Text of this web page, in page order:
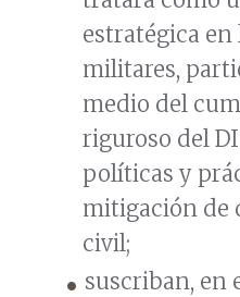
estratégica en
militares,
medio del
riguroso del
políticas y
mitigación de
civil;
suscriban, en